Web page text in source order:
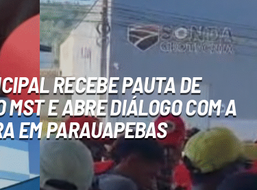
RECEBE PAUTA DE
MST E ABRE DIÁLOGO COM A
EM PARAUAPEBAS